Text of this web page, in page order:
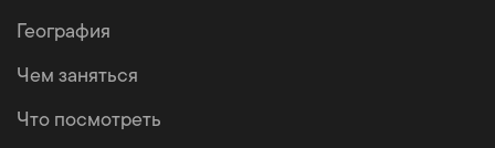
География
Чем заняться
Что посмотреть